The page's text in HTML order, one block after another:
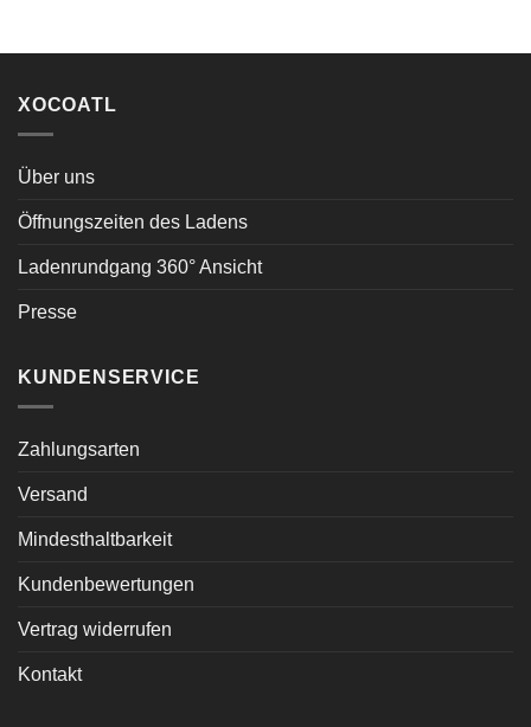
XOCOATL
Über uns
Öffnungszeiten des Ladens
Ladenrundgang 360° Ansicht
Presse
KUNDENSERVICE
Zahlungsarten
Versand
Mindesthaltbarkeit
Kundenbewertungen
Vertrag widerrufen
Kontakt